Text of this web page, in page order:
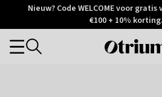
Otrium
Trustpilot
Nieuw? Code WELCOME voor
€100 + 10% korting.
Categories